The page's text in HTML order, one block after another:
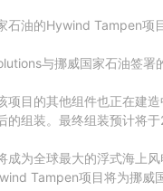
石油的Hywind Tampen项
与挪威国家石油签署
项目的其他组件也正在建
的组装。最终组装预计将于
成为全球最大的浮式海上
Tampen项目将为挪威